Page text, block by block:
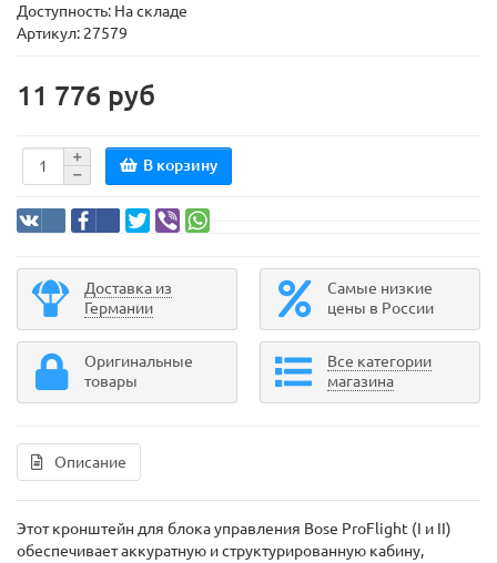
Доступность: На складе
Артикул: 27579
11 776 руб
В корзину
Доставка из
Германии
Самые низкие
цены в России
Оригинальные
товары
Все категории
магазина
Описание
Этот кронштейн для блока управления Bose ProFlight (I и II)
обеспечивает аккуратную и структурированную кабину,